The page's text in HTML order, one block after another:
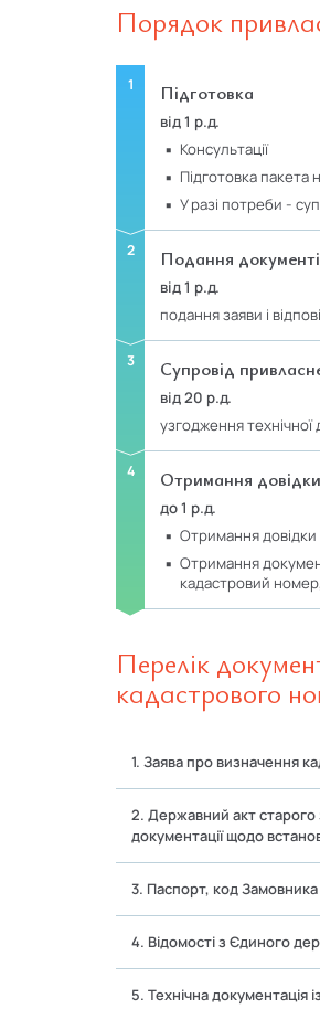
Порядок
Підготовка
від 1 р.д.
консультації
підготовка
у разі потреби -
Подання
від 1 р.д.
подання заяви і
Супровід
від 20 р.д.
узгодження технічної
Отримання
до 1 р.д.
отримання
отримання документації на земельну ділянку з проставленими штампами про присвоєний
кадастровий
Перелік
кадастрового
1. Заява про визначення
2. Державний акт старого
документації щодо
3. Паспорт, код Замовника
4. Відомості з Єдиного
5. Технічна документація